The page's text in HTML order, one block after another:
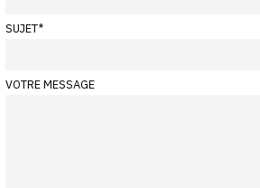
SUJET*
VOTRE MESSAGE